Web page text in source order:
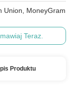
Union, MoneyGram
Teraz.
Produktu